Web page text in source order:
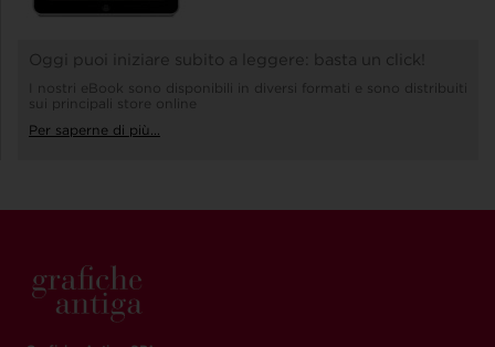
Oggi puoi iniziare subito a leggere: basta un click!
I nostri eBook sono disponibili in diversi formati e sono distribuiti
sui principali store online
Per saperne di più...